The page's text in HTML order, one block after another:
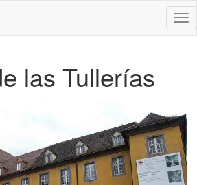
las Tullerías